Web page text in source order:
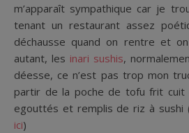
m’apparaît sympathique car je
tenant un restaurant assez
déchausse quand on rentre et
autant, les inari sushis,
déesse, ce n’est pas trop mon
partir de la poche de tofu frit cuit
egouttés et remplis de riz à sushi
ici)